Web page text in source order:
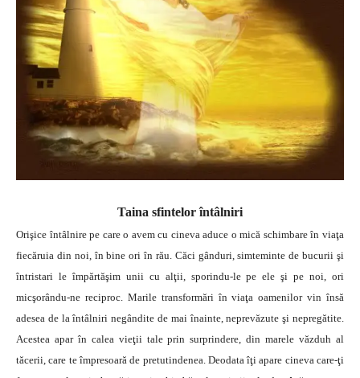
Taina sfintelor întâlniri
Orişice întâlnire pe care o avem cu cineva aduce o mică schimbare în viaţa
fiecăruia din noi, în bine ori în rău. Căci gânduri, simteminte de bucurii şi
întristari le împărtăşim unii cu alţii, sporindu-le pe ele şi pe noi, ori
micşorându-ne reciproc. Marile transformări în viaţa oamenilor vin însă
adesea de la întâlniri negândite de mai înainte, neprevăzute şi nepregătite.
Acestea apar în calea vieţii tale prin surprindere, din marele văzduh al
tăcerii, care te împresoară de pretutindenea. Deodata îţi apare cineva care-ţi